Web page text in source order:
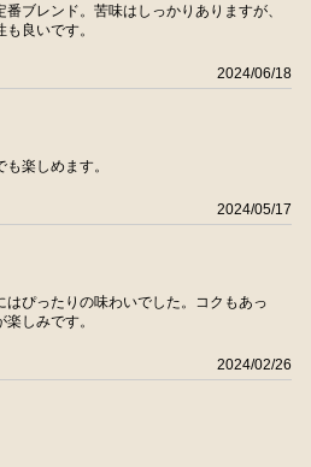
ブレンド。苦味はしっかりありますが、
良いです。
2024/06/18
楽しめます。
2024/05/17
ぴったりの味わいでした。コクもあっ
しみです。
2024/02/26